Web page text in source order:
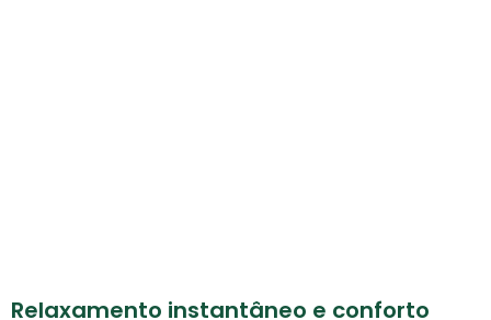
Relaxamento instantâneo e conforto